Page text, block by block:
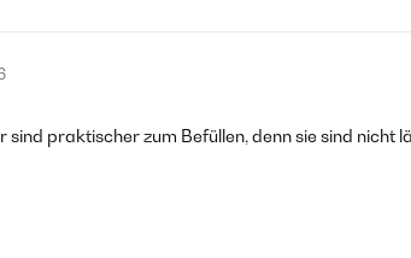
sind praktischer zum Befüllen, denn sie sind